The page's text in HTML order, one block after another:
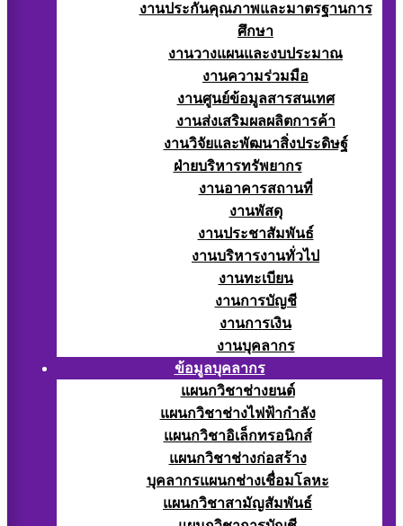
งานประกันคุณภาพและมาตรฐานการ
ศึกษา
งานวางแผนและงบประมาณ
งานความร่วมมือ
งานศูนย์ข้อมูลสารสนเทศ
งานส่งเสริมผลผลิตการค้า
งานวิจัยและพัฒนาสิ่งประดิษฐ์
ฝ่ายบริหารทรัพยากร
งานอาคารสถานที่
งานพัสดุ
งานประชาสัมพันธ์
งานบริหารงานทั่วไป
งานทะเบียน
งานการบัญชี
งานการเงิน
งานบุคลากร
ข้อมูลบุคลากร
แผนกวิชาช่างยนต์
แผนกวิชาช่างไฟฟ้ากำลัง
แผนกวิชาอิเล็กทรอนิกส์
แผนกวิชาช่างก่อสร้าง
บุคลากรแผนกช่างเชื่อมโลหะ
แผนกวิชาสามัญสัมพันธ์